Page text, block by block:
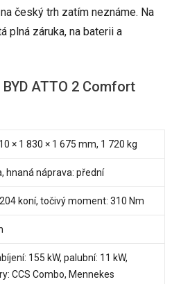
český trh zatím neznáme. Na
plná záruka, na baterii a
ATTO 2 Comfort
× 1 830 × 1 675 mm, 1 720 kg
hnaná náprava: přední
koní, točivý moment: 310 Nm
155 kW, palubní: 11 kW,
CCS Combo, Mennekes